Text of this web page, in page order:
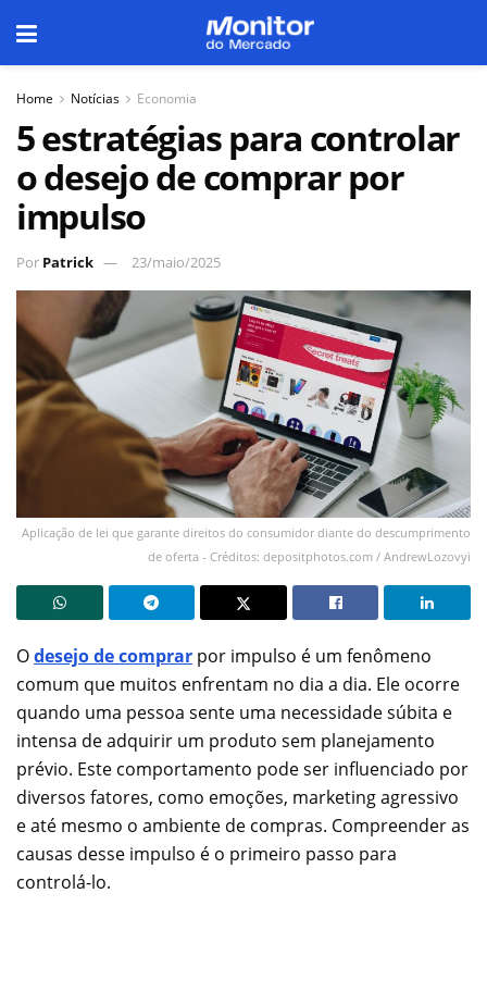
Home Notícias Economia
5 estratégias para controlar
o desejo de comprar por
impulso
Por Patrick 23/maio/2025
Aplicação de lei que garante direitos do consumidor diante do descumprimento
de oferta - Créditos: depositphotos.com / AndrewLozovyi
Odesejo de comprar por impulso é um fenômeno
comum que muitos enfrentam no dia a dia. Ele ocorre
quando uma pessoa sente uma necessidade súbita e
intensa de adquirir um produto sem planejamento
prévio. Este comportamento pode ser influenciado por
diversos fatores, como emoções, marketing agressivo
e até mesmo o ambiente de compras. Compreender as
causas desse impulso é o primeiro passo para
controlá-lo.